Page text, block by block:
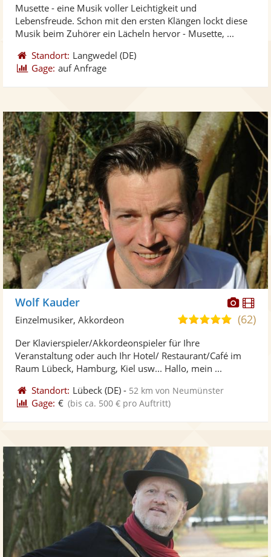
Musette - eine Musik voller Leichtigkeit und
Lebensfreude. Schon mit den ersten Klängen lockt diese
Musik beim Zuhörer ein Lächeln hervor - Musette, ...
Standort: Langwedel (DE)
Gage: auf Anfrage
Wolf Kauder
4,9(62)
Einzelmusiker, Akkordeon
Der Klavierspieler/Akkordeonspieler für Ihre
Veranstaltung oder auch Ihr Hotel/ Restaurant/Café im
Raum Lübeck, Hamburg, Kiel usw... Hallo, mein ...
Standort: Lübeck (DE) - 52 km von Neumünster
Gage: € (bis ca. 500 € pro Auftritt)